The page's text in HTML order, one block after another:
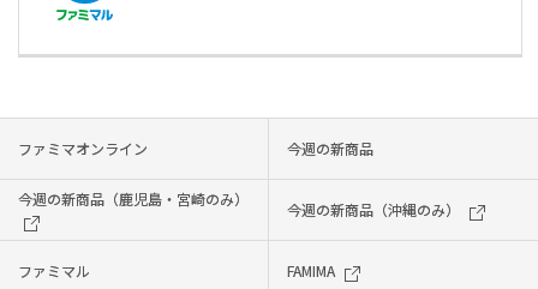
ファミマオンライン 今週の新商品
今週の新商品（鹿児島・宮崎のみ）
今週の新商品（沖縄のみ）
ファミマル FAMIMA